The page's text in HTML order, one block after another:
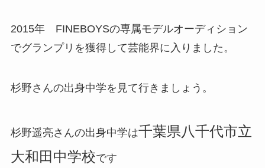
2015年 FINEBOYSの専属モデルオーディション
でグランプリを獲得して芸能界に入りました。
杉野さんの出身中学を見て行きましょう。
杉野遥亮さんの出身中学は千葉県八千代市立
大和田中学校です